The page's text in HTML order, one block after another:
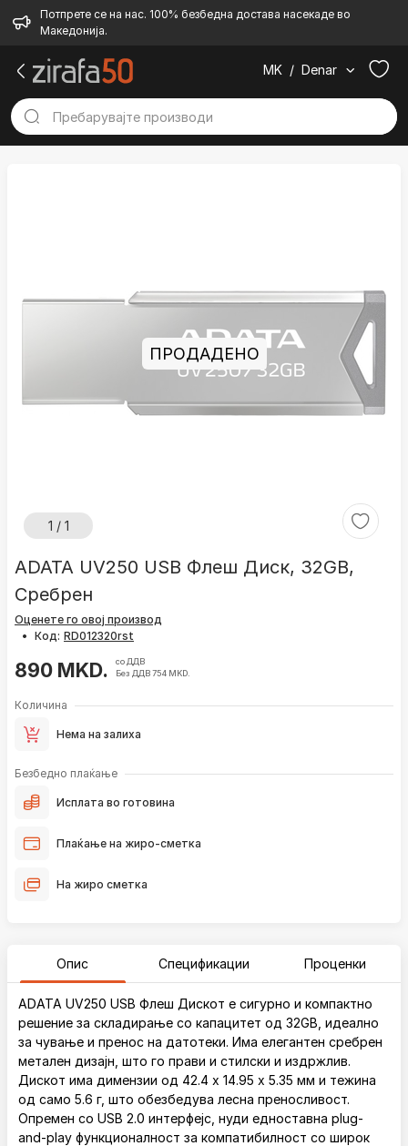
Потпрете се на нас. 100% безбедна достава насекаде во
Македонија.
MK / Denar
1 / 1
ПРОДАДЕНО
ADATA UV250 USB Флеш Диск, 32GB,
Сребрен
Оценете го овој производ
• Код:
890 MKD.
со ДДВ
Без ДДВ 754 MKD.
Количина
Нема на залиха
Безбедно плаќање
Исплата во готовина
Плаќање на жиро-сметка
На жиро сметка
Опис Спецификации Проценки
ADATA UV250 USB Флеш Дискот е сигурно и компактно
решение за складирање со капацитет од 32GB, идеално
за чување и пренос на датотеки. Има елегантен сребрен
метален дизајн, што го прави и стилски и издржлив.
Дискот има димензии од 42.4 x 14.95 x 5.35 мм и тежина
од само 5.6 г, што обезбедува лесна преносливост.
Опремен со USB 2.0 интерфејс, нуди едноставна plug-
and-play функционалност за компатибилност со широк